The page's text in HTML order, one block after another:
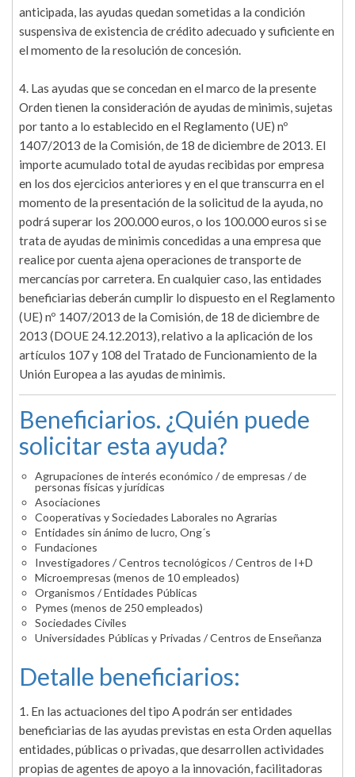
anticipada, las ayudas quedan sometidas a la condición
suspensiva de existencia de crédito adecuado y suficiente en
el momento de la resolución de concesión.
4. Las ayudas que se concedan en el marco de la presente
Orden tienen la consideración de ayudas de minimis, sujetas
por tanto a lo establecido en el Reglamento (UE) nº
1407/2013 de la Comisión, de 18 de diciembre de 2013. El
importe acumulado total de ayudas recibidas por empresa
en los dos ejercicios anteriores y en el que transcurra en el
momento de la presentación de la solicitud de la ayuda, no
podrá superar los 200.000 euros, o los 100.000 euros si se
trata de ayudas de minimis concedidas a una empresa que
realice por cuenta ajena operaciones de transporte de
mercancías por carretera. En cualquier caso, las entidades
beneficiarias deberán cumplir lo dispuesto en el Reglamento
(UE) nº 1407/2013 de la Comisión, de 18 de diciembre de
2013 (DOUE 24.12.2013), relativo a la aplicación de los
artículos 107 y 108 del Tratado de Funcionamiento de la
Unión Europea a las ayudas de minimis.
Beneficiarios. ¿Quién puede
solicitar esta ayuda?
Agrupaciones de interés económico / de empresas / de
personas físicas y jurídicas
Asociaciones
Cooperativas y Sociedades Laborales no Agrarias
Entidades sin ánimo de lucro, Ong´s
Fundaciones
Investigadores / Centros tecnológicos / Centros de I+D
Microempresas (menos de 10 empleados)
Organismos / Entidades Públicas
Pymes (menos de 250 empleados)
Sociedades Civiles
Universidades Públicas y Privadas / Centros de Enseñanza
Detalle beneficiarios:
1. En las actuaciones del tipo A podrán ser entidades
beneficiarias de las ayudas previstas en esta Orden aquellas
entidades, públicas o privadas, que desarrollen actividades
propias de agentes de apoyo a la innovación, facilitadoras